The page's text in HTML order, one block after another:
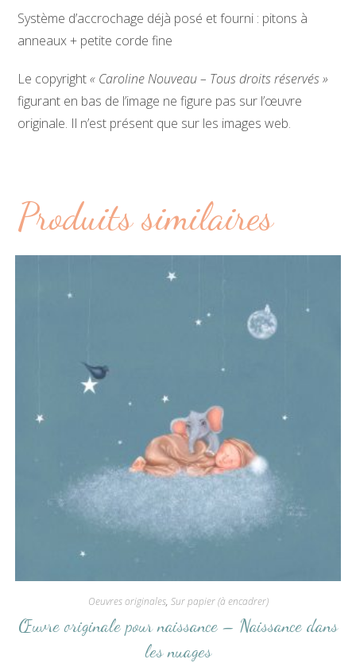
Système d’accrochage déjà posé et fourni : pitons à
anneaux + petite corde fine
Le copyright« Caroline Nouveau – Tous droits réservés »
figurant en bas de l’image ne figure pas sur l’œuvre
originale. Il n’est présent que sur les images web.
Produits similaires
Oeuvres originales, Sur papier (à encadrer)
Œuvre originale pour naissance – Naissance dans
les nuages